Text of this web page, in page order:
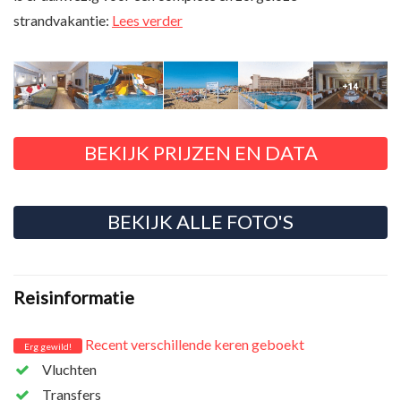
strandvakantie: Lees verder
BEKIJK PRIJZEN EN DATA
BEKIJK ALLE FOTO'S
Reisinformatie
Erg gewild!
Recent verschillende keren geboekt
Vluchten
Transfers